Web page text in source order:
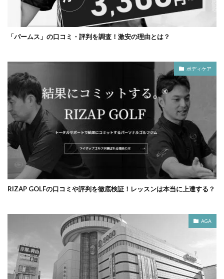
「パームス」の口コミ・評判を調査！激安の理由とは？
ボディケア
RIZAP GOLFの口コミや評判を徹底検証！レッスンは本当に上達する？
AGA